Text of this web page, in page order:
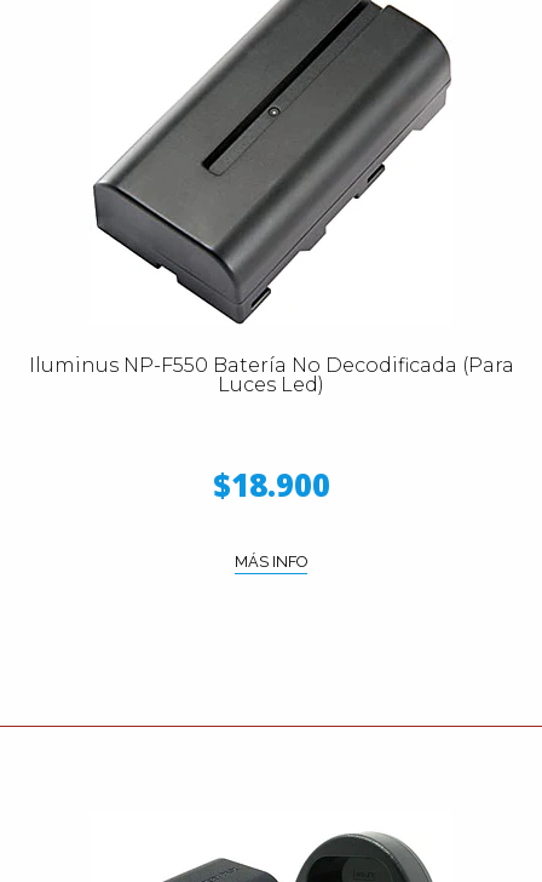
Iluminus NP-F550 Batería No Decodificada (Para
Luces Led)
$18.900
MÁS INFO